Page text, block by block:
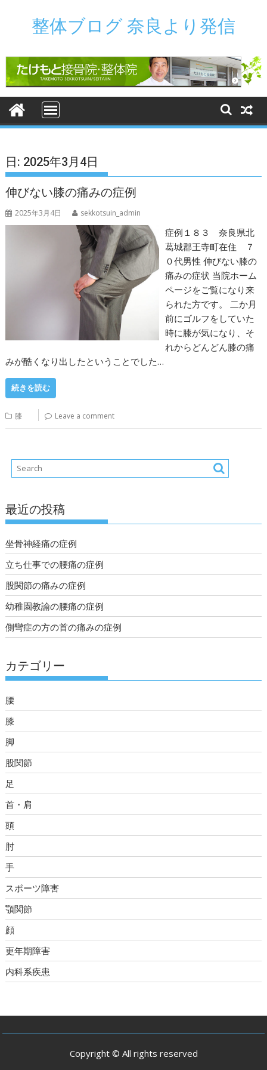
整体ブログ 奈良より発信
日: 2025年3月4日
伸びない膝の痛みの症例
2025年3月4日 sekkotsuin_admin
症例１８３ 奈良県北
葛城郡王寺町在住 ７
０代男性 伸びない膝の
痛みの症状 当院ホーム
ページをご覧になり来
られた方です。 二か月
前にゴルフをしていた
時に膝が気になり、そ
れからどんどん膝の痛
みが酷くなり出したということでした…
続きを読む
膝 Leave a comment
最近の投稿
坐骨神経痛の症例
立ち仕事での腰痛の症例
股関節の痛みの症例
幼稚園教諭の腰痛の症例
側彎症の方の首の痛みの症例
カテゴリー
腰
膝
脚
股関節
足
首・肩
頭
肘
手
スポーツ障害
顎関節
顔
更年期障害
内科系疾患
Copyright © All rights reserved